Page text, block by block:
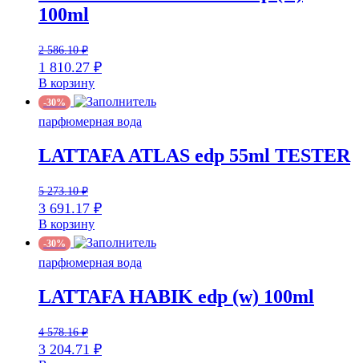
100ml
2 586.10₽
1 810.27 ₽
В корзину
-30%
парфюмерная вода
LATTAFA ATLAS edp 55ml TESTER
5 273.10₽
3 691.17 ₽
В корзину
-30%
парфюмерная вода
LATTAFA HABIK edp (w) 100ml
4 578.16₽
3 204.71 ₽